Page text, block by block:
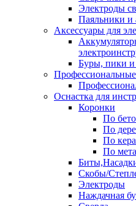
Электроды
Паяльники и
Аксессуары для
Буры, пики и
Оснастка для
Коронки
По
По
По
По
Скобы/
Электроды
Наждачная